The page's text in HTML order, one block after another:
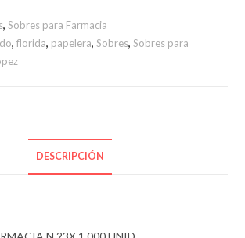
,Sobres para Farmacia
,florida, papelera,Sobres,Sobres para
DESCRIPCIÓN